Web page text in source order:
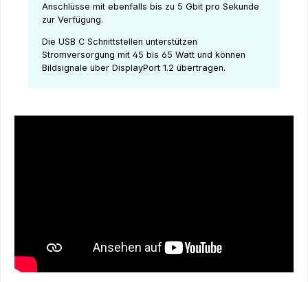
Anschlüsse mit ebenfalls bis zu 5 Gbit pro Sekunde
zur Verfügung.
Die USB C Schnittstellen unterstützen
Stromversorgung mit 45 bis 65 Watt und können
Bildsignale über DisplayPort 1.2 übertragen.